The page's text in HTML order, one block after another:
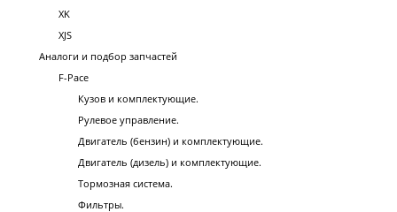
XK
XJS
Аналоги и подбор запчастей
F-Pace
Кузов и комплектующие.
Рулевое управление.
Двигатель (бензин) и комплектующие.
Двигатель (дизель) и комплектующие.
Тормозная система.
Фильтры.